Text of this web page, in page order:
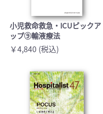
小児救命救急・ICUピックア
ップ⑨輸液療法
￥4,840 (税込)